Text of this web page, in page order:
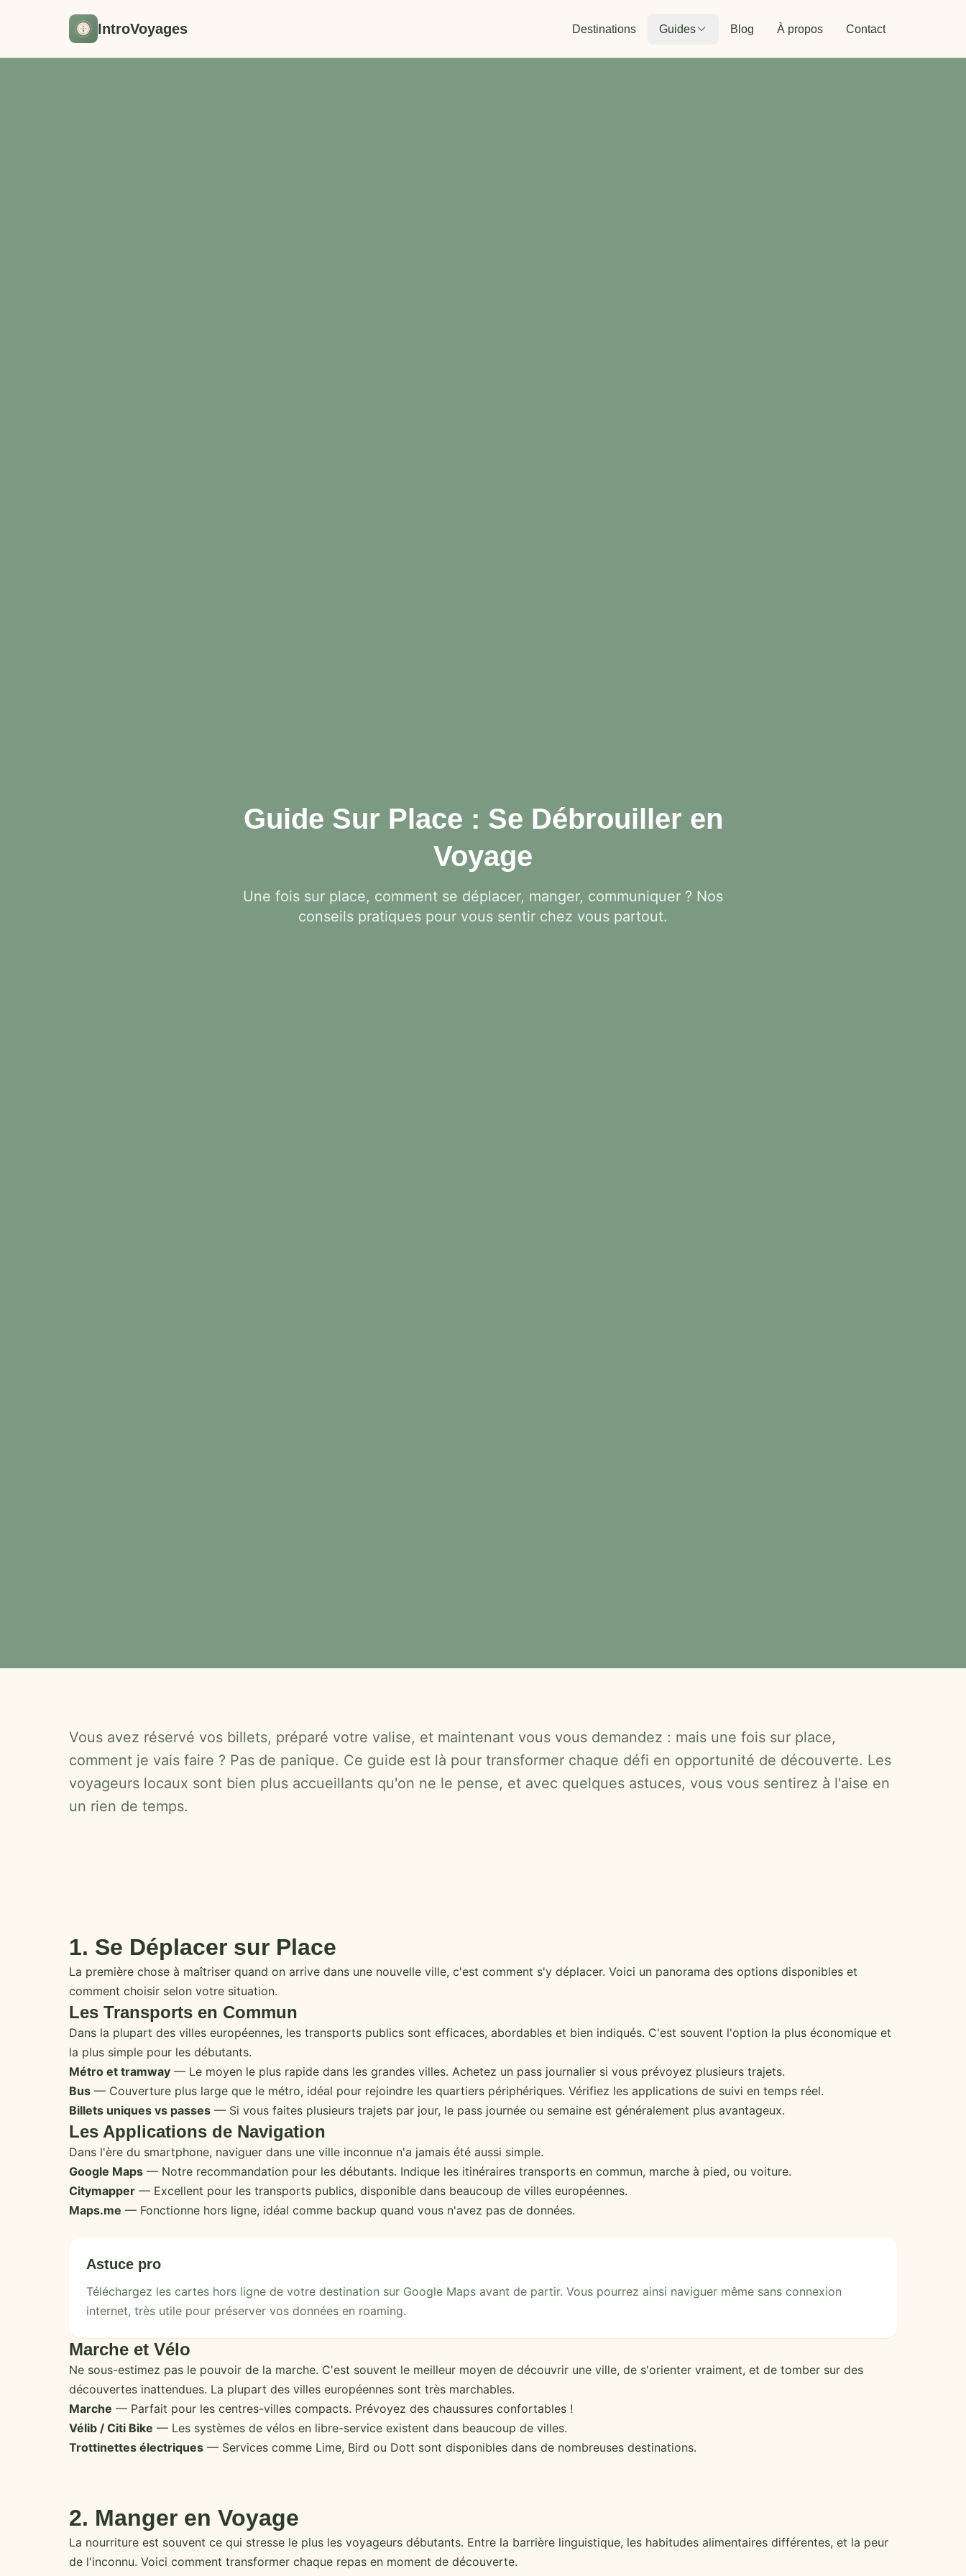
IntroVoyages Destinations Guides Blog À propos Contact
Guide Sur Place : Se Débrouiller en
Voyage
Une fois sur place, comment se déplacer, manger, communiquer ? Nos
conseils pratiques pour vous sentir chez vous partout.
Vous avez réservé vos billets, préparé votre valise, et maintenant vous vous demandez : mais une fois sur place,
comment je vais faire ? Pas de panique. Ce guide est là pour transformer chaque défi en opportunité de découverte. Les
voyageurs locaux sont bien plus accueillants qu'on ne le pense, et avec quelques astuces, vous vous sentirez à l'aise en
un rien de temps.
1. Se Déplacer sur Place
La première chose à maîtriser quand on arrive dans une nouvelle ville, c'est comment s'y déplacer. Voici un panorama des options disponibles et
comment choisir selon votre situation.
Les Transports en Commun
Dans la plupart des villes européennes, les transports publics sont efficaces, abordables et bien indiqués. C'est souvent l'option la plus économique et
la plus simple pour les débutants.
Métro et tramway — Le moyen le plus rapide dans les grandes villes. Achetez un pass journalier si vous prévoyez plusieurs trajets.
Bus — Couverture plus large que le métro, idéal pour rejoindre les quartiers périphériques. Vérifiez les applications de suivi en temps réel.
Billets uniques vs passes — Si vous faites plusieurs trajets par jour, le pass journée ou semaine est généralement plus avantageux.
Les Applications de Navigation
Dans l'ère du smartphone, naviguer dans une ville inconnue n'a jamais été aussi simple.
Google Maps — Notre recommandation pour les débutants. Indique les itinéraires transports en commun, marche à pied, ou voiture.
Citymapper — Excellent pour les transports publics, disponible dans beaucoup de villes européennes.
Maps.me — Fonctionne hors ligne, idéal comme backup quand vous n'avez pas de données.
Astuce pro
Téléchargez les cartes hors ligne de votre destination sur Google Maps avant de partir. Vous pourrez ainsi naviguer même sans connexion
internet, très utile pour préserver vos données en roaming.
Marche et Vélo
Ne sous-estimez pas le pouvoir de la marche. C'est souvent le meilleur moyen de découvrir une ville, de s'orienter vraiment, et de tomber sur des
découvertes inattendues. La plupart des villes européennes sont très marchables.
Marche — Parfait pour les centres-villes compacts. Prévoyez des chaussures confortables !
Vélib / Citi Bike — Les systèmes de vélos en libre-service existent dans beaucoup de villes.
Trottinettes électriques — Services comme Lime, Bird ou Dott sont disponibles dans de nombreuses destinations.
2. Manger en Voyage
La nourriture est souvent ce qui stresse le plus les voyageurs débutants. Entre la barrière linguistique, les habitudes alimentaires différentes, et la peur
de l'inconnu. Voici comment transformer chaque repas en moment de découverte.